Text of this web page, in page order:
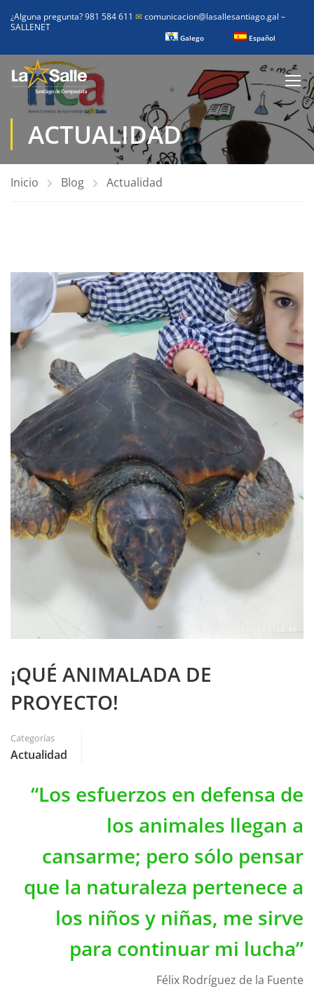
¿Alguna pregunta? 981 584 611 ✉comunicacion@lasallesantiago.gal –
SALLENET
Galego Español
ACTUALIDAD
Inicio Blog Actualidad
¡QUÉ ANIMALADA DE
PROYECTO!
Categorías
Actualidad
“Los esfuerzos en defensa de
los animales llegan a
cansarme; pero sólo pensar
que la naturaleza pertenece a
los niños y niñas, me sirve
para continuar mi lucha”
Félix Rodríguez de la Fuente